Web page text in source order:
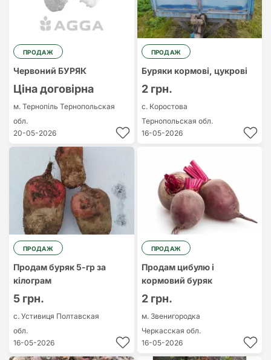
ПРОДАЖ
Червоний БУРЯК
Ціна договірна
м. Тернопіль Тернопольская
обл.
20-05-2026
ПРОДАЖ
Буряки кормові, цукрові
2 грн.
с. Коростова
Тернопольская обл.
16-05-2026
ПРОДАЖ
Продам буряк 5-гр за
кілограм
5 грн.
с. Устивиця Полтавская
обл.
16-05-2026
ПРОДАЖ
Продам цибулю і
кормовий буряк
2 грн.
м. Звенигородка
Черкасская обл.
16-05-2026